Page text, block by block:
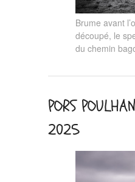
Brume avant
découpé, le
du chemin
PORS
2025